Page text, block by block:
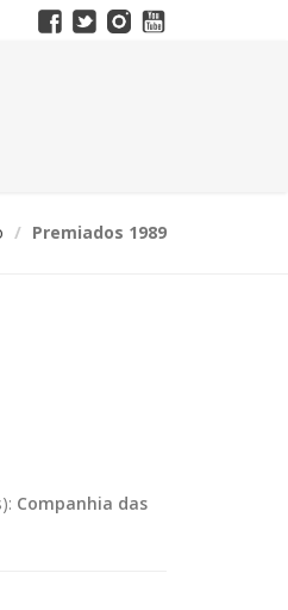
Premiados 1989
Companhia das